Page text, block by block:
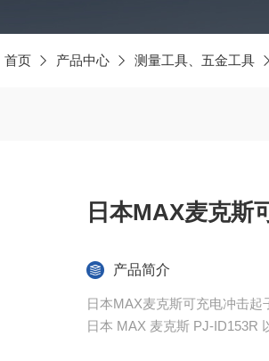
首页 产品中心 测量工具、五金工具
日本MAX麦克斯
产品简介
日本MAX麦克斯可充电冲击起
日本 MAX 麦克斯 PJ-ID153R